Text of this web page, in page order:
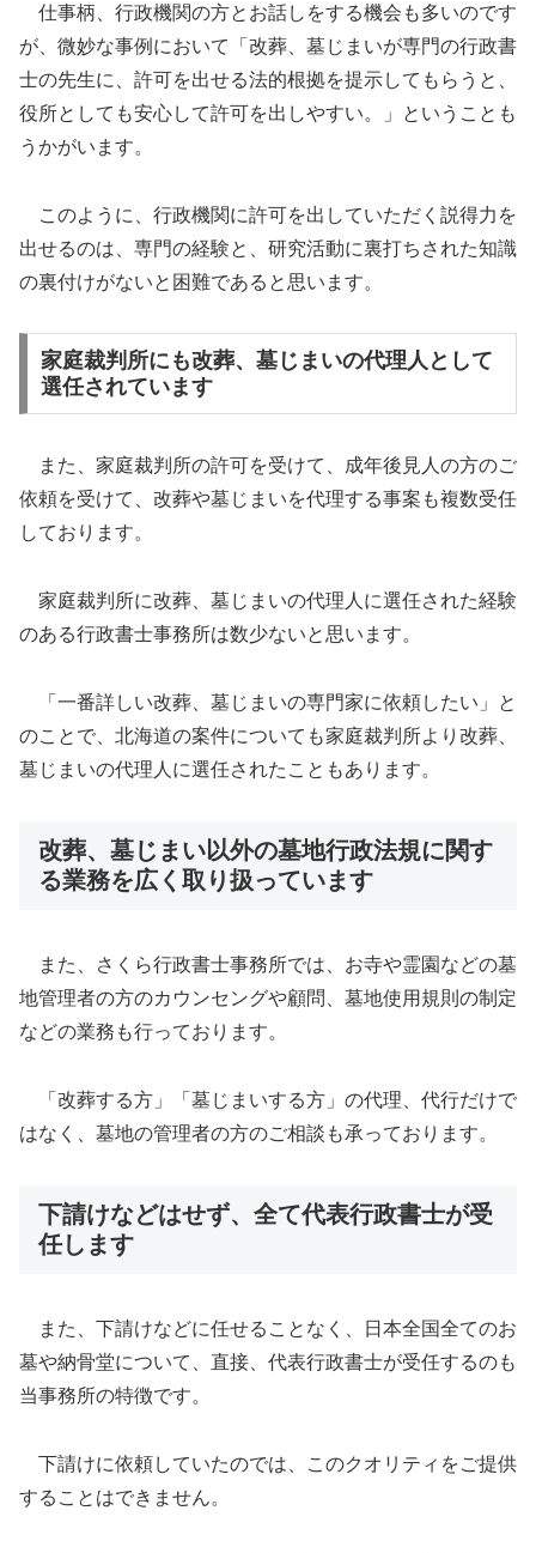
仕事柄、行政機関の方とお話しをする機会も多いのです
が、微妙な事例において「改葬、墓じまいが専門の行政書
士の先生に、許可を出せる法的根拠を提示してもらうと、
役所としても安心して許可を出しやすい。」ということも
うかがいます。
このように、行政機関に許可を出していただく説得力を
出せるのは、専門の経験と、研究活動に裏打ちされた知識
の裏付けがないと困難であると思います。
家庭裁判所にも改葬、墓じまいの代理人として
選任されています
また、家庭裁判所の許可を受けて、成年後見人の方のご
依頼を受けて、改葬や墓じまいを代理する事案も複数受任
しております。
家庭裁判所に改葬、墓じまいの代理人に選任された経験
のある行政書士事務所は数少ないと思います。
「一番詳しい改葬、墓じまいの専門家に依頼したい」と
のことで、北海道の案件についても家庭裁判所より改葬、
墓じまいの代理人に選任されたこともあります。
改葬、墓じまい以外の墓地行政法規に関す
る業務を広く取り扱っています
また、さくら行政書士事務所では、お寺や霊園などの墓
地管理者の方のカウンセングや顧問、墓地使用規則の制定
などの業務も行っております。
「改葬する方」「墓じまいする方」の代理、代行だけで
はなく、墓地の管理者の方のご相談も承っております。
下請けなどはせず、全て代表行政書士が受
任します
また、下請けなどに任せることなく、日本全国全てのお
墓や納骨堂について、直接、代表行政書士が受任するのも
当事務所の特徴です。
下請けに依頼していたのでは、このクオリティをご提供
することはできません。